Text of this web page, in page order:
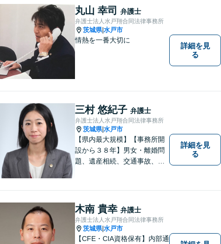
丸山 幸司 弁護士
弁護士法人水戸翔合同法律事務所
茨城県|水戸市
情熱を一番大切に
詳細を見
る
三村 悠紀子 弁護士
弁護士法人水戸翔合同法律事務所
茨城県|水戸市
【県内最大規模】【事務所開
設から３８年】男女・離婚問
題、遺産相続、交通事故、労
地域密着の女性弁護士。お困
りごとがあればお気軽にご相
談ください！お一人おひとり
に誠実に向き合います。
詳細を見
る
木南 貴幸 弁護士
弁護士法人水戸翔合同法律事務所
茨城県|水戸市
【CFE・CIA資格保有】内部通